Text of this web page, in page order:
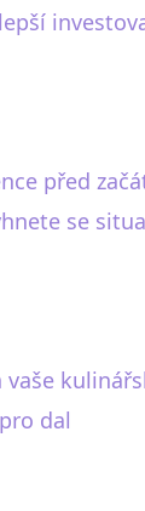
před
se
dal